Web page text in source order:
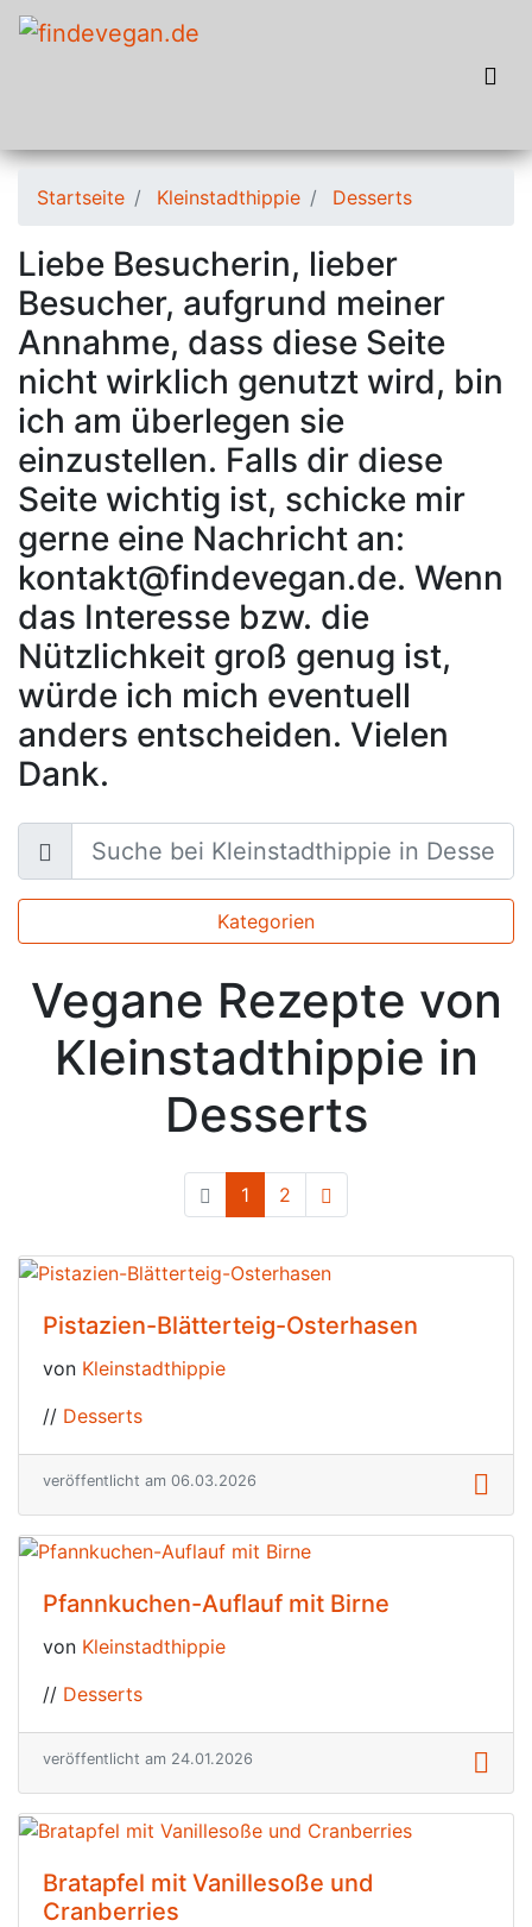
Startseite Kleinstadthippie Desserts
Liebe Besucherin, lieber
Besucher, aufgrund meiner
Annahme, dass diese Seite
nicht wirklich genutzt wird, bin
ich am überlegen sie
einzustellen. Falls dir diese
Seite wichtig ist, schicke mir
gerne eine Nachricht an:
kontakt@findevegan.de. Wenn
das Interesse bzw. die
Nützlichkeit groß genug ist,
würde ich mich eventuell
anders entscheiden. Vielen
Dank.
Kategorien
Vegane Rezepte von
Kleinstadthippie in
Desserts
1 (current)
2
Pistazien-Blätterteig-Osterhasen
von Kleinstadthippie
// Desserts
veröffentlicht am 06.03.2026
Pfannkuchen-Auflauf mit Birne
von Kleinstadthippie
// Desserts
veröffentlicht am 24.01.2026
Bratapfel mit Vanillesoße und
Cranberries